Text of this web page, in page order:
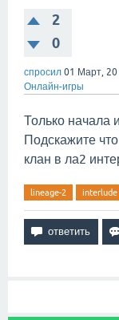
2
0
спросил 01 Март, 20
Онлайн-игры
Только начала
Подскажите
клан в ла2
lineage-2 interlude